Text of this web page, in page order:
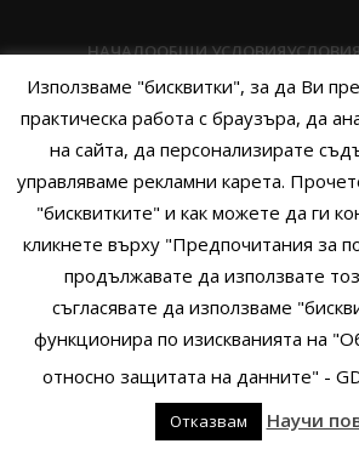
НАЧАЛООБЩИ УСЛОВИЯ
ПОЛИТИКА НА БИСКВИТКИТЕПОЛИТИКА
НАЧИНИ НА ПЛАЩАНЕ
Copyright © 2014 - 2024 Zigifly.com —
You
Използваме "бисквитки", за да Ви
практическа работа с браузъра, да
на сайта, да персонализирате
управляваме рекламни карета.
"бисквитките" и как можете да ги
кликнете върху "Предпочитания за
продължавате да използвате
съгласявате да използваме
функционира по изискванията на
относно защитата на данните" -
Отказвам
Научи